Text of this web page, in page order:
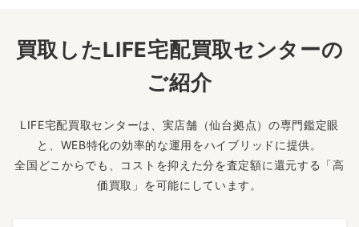
買取したLIFE宅配買取センターの
ご紹介
LIFE宅配買取センターは、実店舗（仙台拠点）の専門鑑定眼
と、WEB特化の効率的な運用をハイブリッドに提供。
全国どこからでも、コストを抑えた分を査定額に還元する「高
価買取」を可能にしています。